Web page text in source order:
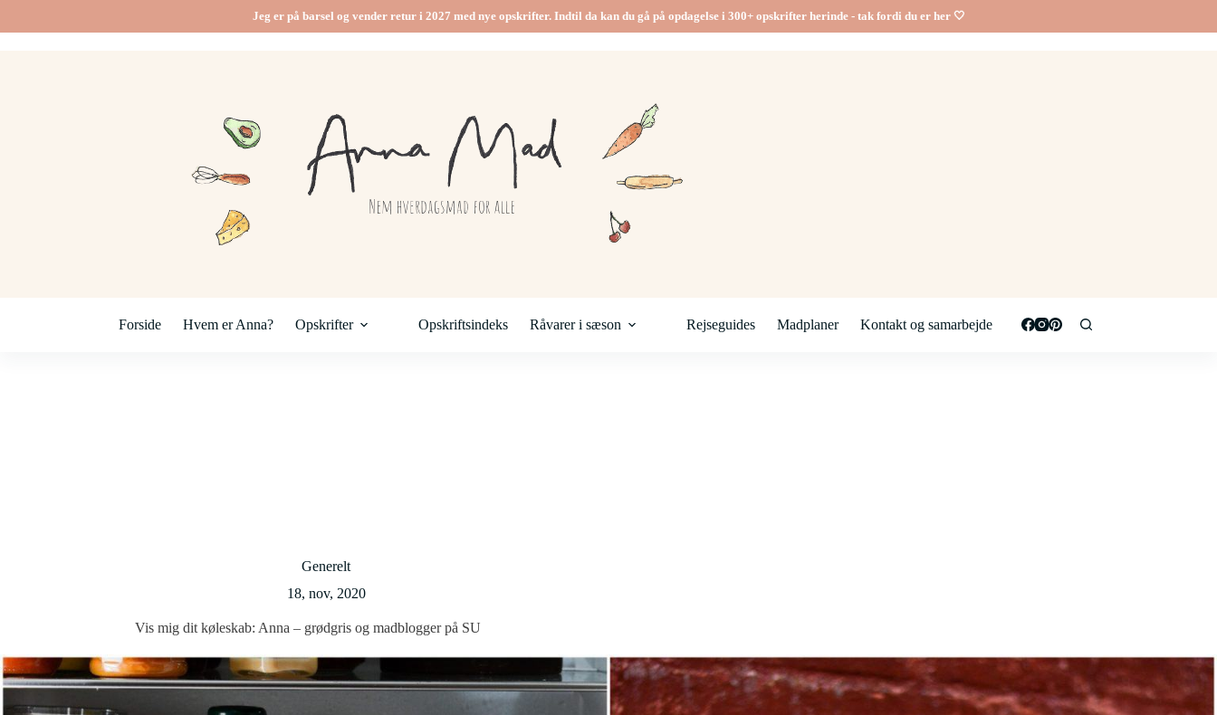
Jeg er på barsel og vender retur i 2027 med nye opskrifter. Indtil da kan du gå på opdagelse i 300+ opskrifter herinde - tak fordi du er her 🤍
Forside Hvem er Anna? Opskrifter Opskriftsindeks Råvarer i sæson Rejseguides Madplaner Kontakt og samarbejde
Generelt
18, nov, 2020
Vis mig dit køleskab: Anna – grødgris og madblogger på SU